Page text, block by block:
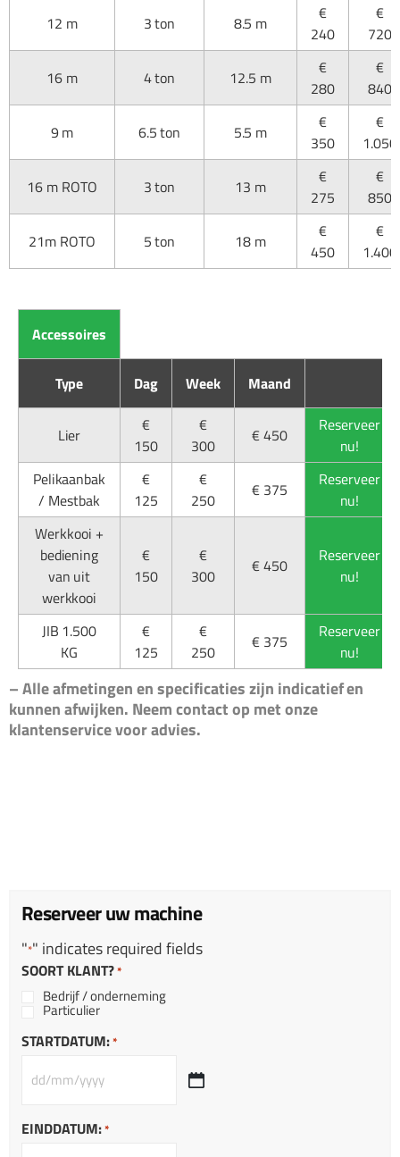
12 m 3 ton 8.5 m
€
240
€
720
16 m 4 ton 12.5 m
€
280
€
840
9 m 6.5 ton 5.5 m
€
350
€
1.050
16 m ROTO 3 ton 13 m
€
275
€
850
21m ROTO 5 ton 18 m
€
450
€
1.400
Accessoires
Type Dag Week Maand
Lier
€
150
€
300
€ 450
Reserveer
nu!
Pelikaanbak
/ Mestbak
€
125
€
250
€ 375
Reserveer
nu!
Werkkooi +
bediening
van uit
werkkooi
€
150
€
300
€ 450
Reserveer
nu!
JIB 1.500
KG
€
125
€
250
€ 375
Reserveer
nu!
– Alle afmetingen en specificaties zijn indicatief en
kunnen afwijken. Neem contact op met onze
klantenservice voor advies.
Reserveer uw machine
"*" indicates required fields
SOORT KLANT?*
Bedrijf / onderneming
Particulier
STARTDATUM:*
EINDDATUM:*